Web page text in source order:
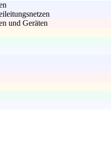
und Geräten